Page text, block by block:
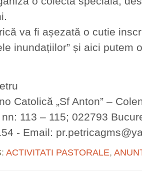
va fi așezată o cutie
inundațiilor” și aici putem
Catolică „Sf Anton” –
113 – 115; 022793
- Email:
ACTIVITATI PASTORALE,